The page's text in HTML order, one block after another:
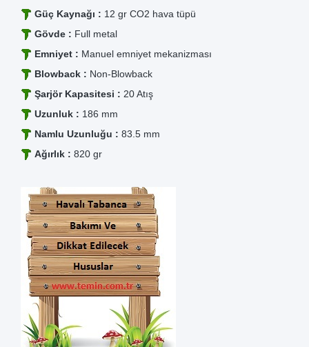
Güç Kaynağı : 12 gr CO2 hava tüpü
Gövde : Full metal
Emniyet : Manuel emniyet mekanizması
Blowback : Non-Blowback
Şarjör Kapasitesi : 20 Atış
Uzunluk : 186 mm
Namlu Uzunluğu : 83.5 mm
Ağırlık : 820 gr